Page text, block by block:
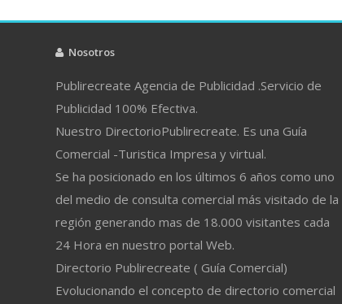
Nosotros
Publirecreate Agencia de Publicidad .Servicio de
Publicidad 100% Efectiva.
Nuestro DirectorioPublirecreate. Es una Guía
Comercial -Turistica Impresa y virtual.
Se ha posicionado en los últimos 6 años como uno
del medio de consulta comercial más visitado de la
región generando mas de 18.000 visitantes cada
24 Hora en nuestro portal Web.
Directorio Publirecreate ( Guía Comercial)
Evolucionando el concepto de directorio comercial